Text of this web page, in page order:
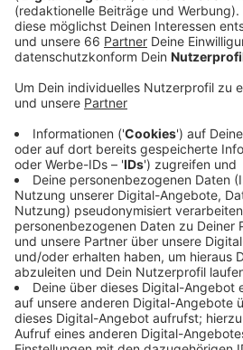
Demnach wurde letztes Jahr
mehr eingebrochen als im
deswegen die Kampagne "Riegel
wieder starten. Aber anders. Ab
anderem eine Werbekampagne
Radio geben, aber auch im
ein Aktionswochenende gegen
geben. Konkret gehe es darum,
sensibilisieren, ihre Wohnungen
Einbrüchen zu schützen. Und
aufmerksamer zu sein, wenn in
etwas Verdächtiges passiert.
Pandemie waren die